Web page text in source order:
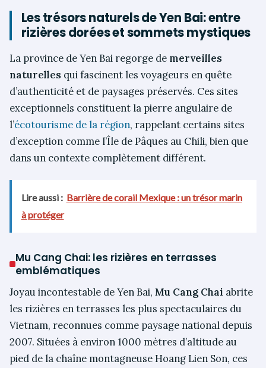
Les trésors naturels de Yen Bai: entre
rizières dorées et sommets mystiques
La province de Yen Bai regorge de merveilles
naturelles qui fascinent les voyageurs en quête
d’authenticité et de paysages préservés. Ces sites
exceptionnels constituent la pierre angulaire de
l’écotourisme de la région, rappelant certains sites
d’exception comme l’Île de Pâques au Chili, bien que
dans un contexte complètement différent.
Lire aussi : Barrière de corail Mexique : un trésor marin
à protéger
Mu Cang Chai: les rizières en terrasses
emblématiques
Joyau incontestable de Yen Bai, Mu Cang Chai abrite
les rizières en terrasses les plus spectaculaires du
Vietnam, reconnues comme paysage national depuis
2007. Situées à environ 1000 mètres d’altitude au
pied de la chaîne montagneuse Hoang Lien Son, ces